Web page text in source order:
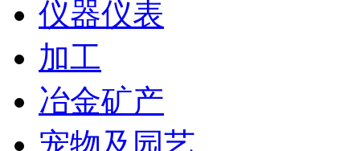
仪器仪表
加工
冶金矿产
宠物及园艺
材质：和田玉•若羌黄口料